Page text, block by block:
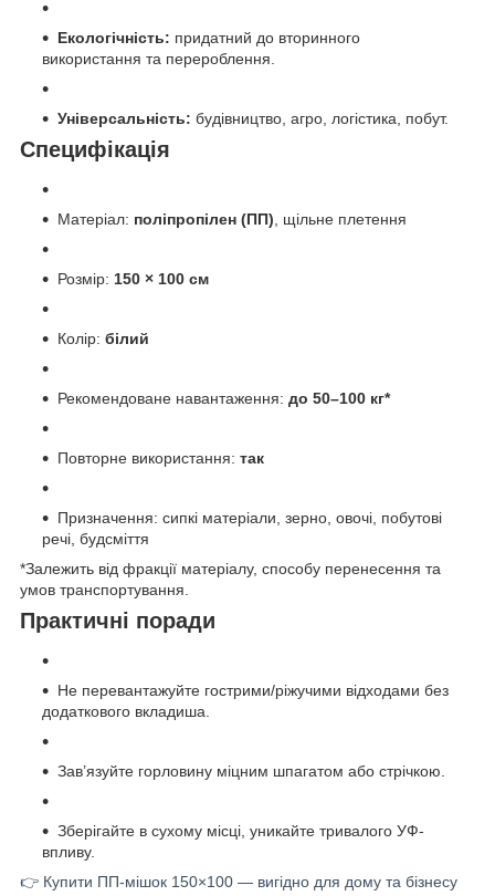
Екологічність: придатний до вторинного
використання та перероблення.
Універсальність: будівництво, агро, логістика, побут.
Специфікація
Матеріал: поліпропілен (ПП) , щільне плетення
Розмір: 150 × 100 см
Колір: білий
Рекомендоване навантаження: до 50–100 кг*
Повторне використання: так
Призначення: сипкі матеріали, зерно, овочі, побутові
речі, будсміття
*Залежить від фракції матеріалу, способу перенесення та
умов транспортування.
Практичні поради
Не перевантажуйте гострими/ріжучими відходами без
додаткового вкладиша.
Зав’язуйте горловину міцним шпагатом або стрічкою.
Зберігайте в сухому місці, уникайте тривалого УФ-
впливу.
👉 Купити ПП-мішок 150×100 — вигідно для дому та бізнесу